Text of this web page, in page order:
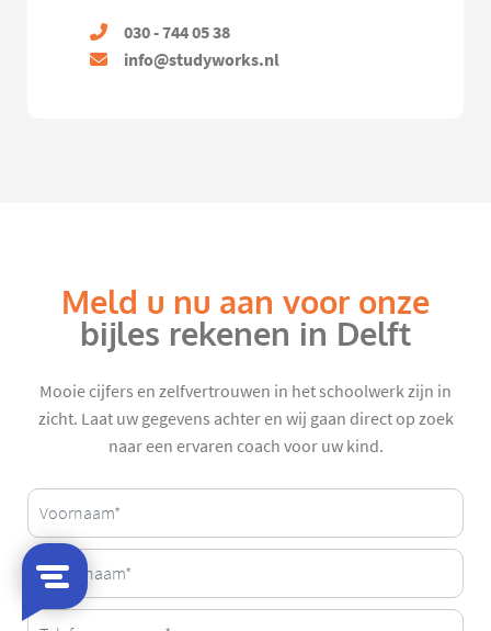
030 - 744 05 38
info@studyworks.nl
Meld u nu aan voor onze
bijles rekenen in Delft
Mooie cijfers en zelfvertrouwen in het schoolwerk zijn in
zicht. Laat uw gegevens achter en wij gaan direct op zoek
naar een ervaren coach voor uw kind.